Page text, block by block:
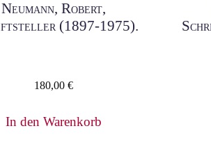
Neumann, Robert,
(1897-1975).
180,00€
In den Warenkorb